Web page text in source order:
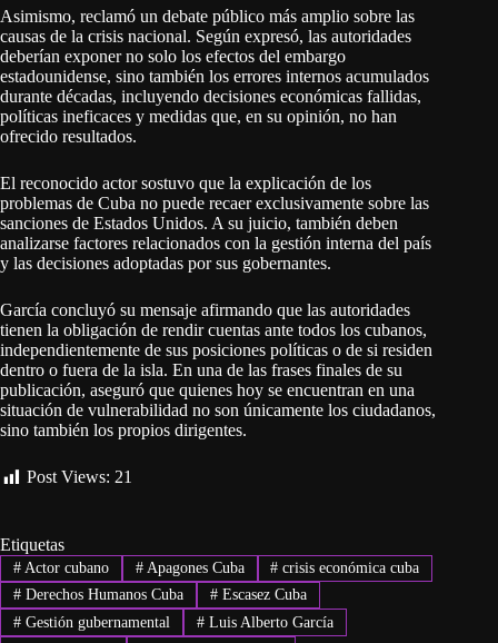
Asimismo, reclamó un debate público más amplio sobre las
causas de la crisis nacional. Según expresó, las autoridades
deberían exponer no solo los efectos del embargo
estadounidense, sino también los errores internos acumulados
durante décadas, incluyendo decisiones económicas fallidas,
políticas ineficaces y medidas que, en su opinión, no han
ofrecido resultados.
El reconocido actor sostuvo que la explicación de los
problemas de Cuba no puede recaer exclusivamente sobre las
sanciones de Estados Unidos. A su juicio, también deben
analizarse factores relacionados con la gestión interna del país
y las decisiones adoptadas por sus gobernantes.
García concluyó su mensaje afirmando que las autoridades
tienen la obligación de rendir cuentas ante todos los cubanos,
independientemente de sus posiciones políticas o de si residen
dentro o fuera de la isla. En una de las frases finales de su
publicación, aseguró que quienes hoy se encuentran en una
situación de vulnerabilidad no son únicamente los ciudadanos,
sino también los propios dirigentes.
Post Views: 21
Etiquetas
#Actor cubano #Apagones Cuba # crisis económica cuba
#Derechos Humanos Cuba #Escasez Cuba
#Gestión gubernamental #Luis Alberto García